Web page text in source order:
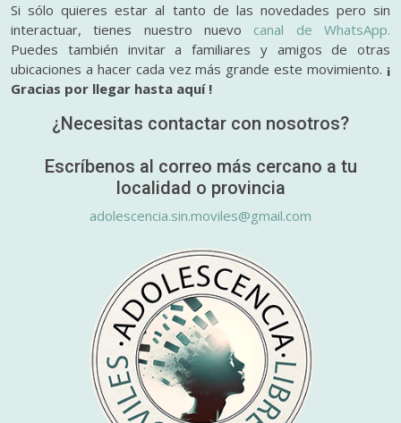
Si sólo quieres estar al tanto de las novedades pero sin
interactuar, tienes nuestro nuevo canal de WhatsApp.
Puedes también invitar a familiares y amigos de otras
ubicaciones a hacer cada vez más grande este movimiento. ¡
Gracias por llegar hasta aquí !
¿Necesitas contactar con nosotros?
Escríbenos al correo más cercano a tu
localidad o provincia
adolescencia.sin.moviles@gmail.com